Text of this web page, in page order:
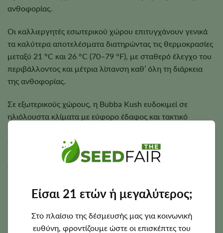
Είσαι 21 ετών ή μεγαλύτερος;
Στο πλαίσιο της δέσμευσής μας για κοινωνική
ευθύνη, φροντίζουμε ώστε οι επισκέπτες του
ανθοφορίας.
Οι καλλιεργητές εσωτερικού χώρου επιτυγχάνουν γενικά
τα καλύτερα αποτελέσματα διατηρώντας τις θερμοκρασίες
μεταξύ 21 °C και 26 °C (70–79 °F), με σταθερό έλεγχο του
περιβάλλοντος και μέτρια λίπανση καθ’ όλη τη διάρκεια
της ανθοφορίας.
Σε εξωτερικούς χώρους, η Bubba Kush ευδοκιμεί σε
ηλιόλουστα κλίματα με εύφορο έδαφος και τακτικό
πότισμα. Η στιβαρή δομή της υποστηρίζει καλά τα πυκνά
άνθη, αν και τα μεγαλύτερα κλαδιά μπορεί να χρειαστούν
επιπλέον στήριξη κατά τα τελευταία στάδια της
ανθοφορίας.
Περίοδος άνθησης, ύψος και δυναμικό
απόδοσης